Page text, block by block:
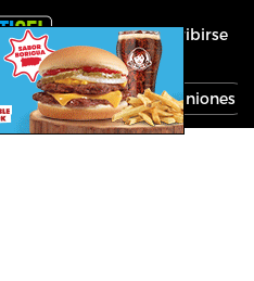
Inscribirse
Economía Opiniones